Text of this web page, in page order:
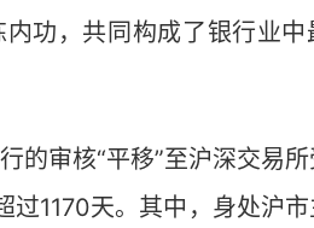
功，共同构成了银行业中
审核“平移”至沪深交易所
1170天。其中，身处沪